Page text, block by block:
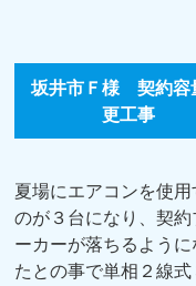
坂井市Ｆ様 契約容
更工事
夏場にエアコンを使用
のが３台になり、契約
ーカーが落ちるように
たとの事で単相２線